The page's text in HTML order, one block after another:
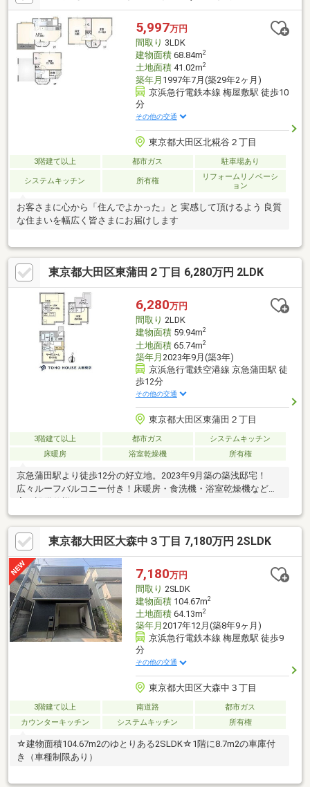
5,997万円
間取り 3LDK
建物面積68.84m2
土地面積41.02m2
築年月 1997年7月(築29年2ヶ月)
京浜急行電鉄本線 梅屋敷駅 徒歩10
分
その他の交通
東京都大田区北糀谷２丁目
3階建て以上 都市ガス 駐車場あり
システムキッチン 所有権
リフォームリノベーシ
ョン
お客さまに心から「住んでよかった」と 実感して頂けるよう 良質
な住まいを幅広く皆さまにお届けします
東京都大田区東蒲田２丁目 6,280万円 2LDK
6,280万円
間取り 2LDK
建物面積59.94m2
土地面積65.74m2
築年月 2023年9月(築3年)
京浜急行電鉄空港線 京急蒲田駅 徒
歩12分
その他の交通
東京都大田区東蒲田２丁目
3階建て以上 都市ガス
システムキッチン
床暖房
浴室乾燥機 所有権
京急蒲田駅より徒歩12分の好立地。2023年9月築の築浅邸宅！
広々ルーフバルコニー付き！床暖房・食洗機・浴室乾燥機など充
東京都大田区大森中３丁目 7,180万円 2SLDK
7,180万円
間取り 2SLDK
建物面積104.67m2
土地面積64.13m2
築年月 2017年12月(築8年9ヶ月)
京浜急行電鉄本線 梅屋敷駅 徒歩9
分
その他の交通
東京都大田区大森中３丁目
3階建て以上 南道路
都市ガス
カウンターキッチン
システムキッチン 所有権
☆建物面積104.67m2のゆとりある2SLDK☆1階に8.7m2の車庫付
き（車種制限あり）